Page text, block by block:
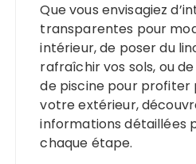
Que vous envisagiez
transparentes pour
intérieur, de poser du
rafraîchir vos sols, ou
de piscine pour profiter
votre extérieur,
informations détaillées
chaque étape.